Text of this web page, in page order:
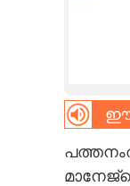
CARTOONS
LITERATURE
ഈ